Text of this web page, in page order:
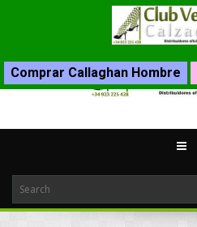
Comprar Callaghan Hombre